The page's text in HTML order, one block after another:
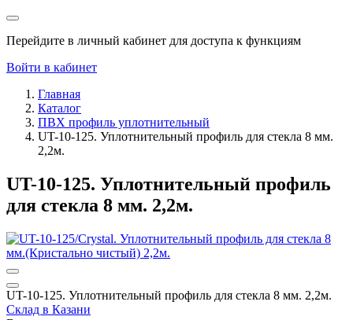
Перейдите в личный кабинет для доступа к функциям
Войти в кабинет
Главная
Каталог
ПВХ профиль уплотнительный
UT-10-125. Уплотнительный профиль для стекла 8 мм.
2,2м.
UT-10-125. Уплотнительный профиль
для стекла 8 мм. 2,2м.
UT-10-125. Уплотнительный профиль для стекла 8 мм. 2,2м.
Склад в Казани